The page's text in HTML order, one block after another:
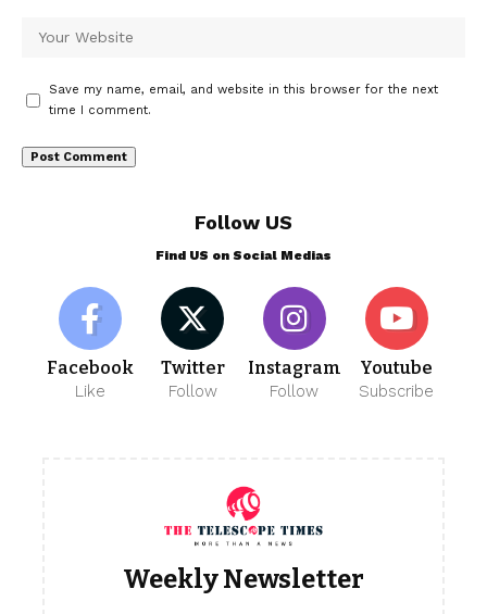
Save my name, email, and website in this browser for the next
time I comment.
Follow US
Find US on Social Medias
Facebook
Like
Twitter
Follow
Instagram
Follow
Youtube
Subscribe
Weekly Newsletter